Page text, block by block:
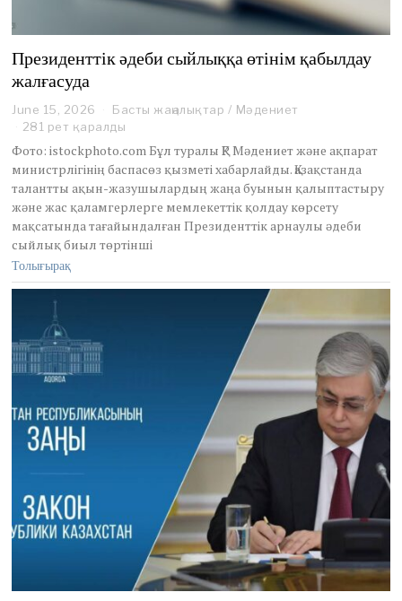
Президенттік әдеби сыйлыққа өтінім қабылдау
жалғасуда
June 15, 2026
u
e
1
5
,
2
Басты жаңалықтар / Мәдениет
281 рет қаралды
Фото: istockphoto.com Бұл туралы ҚР Мәдениет және ақпарат
министрлігінің баспасөз қызметі хабарлайды. Қазақстанда
талантты ақын-жазушылардың жаңа буынын қалыптастыру
және жас қаламгерлерге мемлекеттік қолдау көрсету
мақсатында тағайындалған Президенттік арнаулы әдеби
сыйлық биыл төртінші
Толығырақ